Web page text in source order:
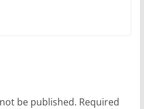
be published. Required